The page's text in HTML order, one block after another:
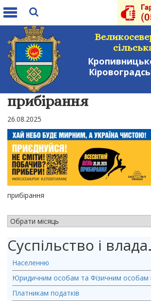
Toggle
прибірання
26.08.2025
прибірання
Суспільство і влада
Населенню
Юридичним особам та Фізичним особам
Платникам податків